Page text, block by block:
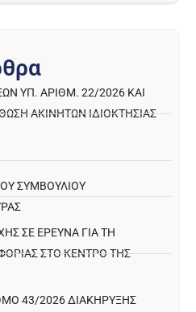
θρα
ΥΠ. ΑΡΙΘΜ. 22/2026 ΚΑΙ
ΑΚΙΝΉΤΩΝ ΙΔΙΟΚΤΗΣΊΑΣ
ΣΥΜΒΟΥΛΙΟΥ
ΣΕ ΈΡΕΥΝΑ ΓΙΑ ΤΗ
ΣΤΟ ΚΈΝΤΡΟ ΤΗΣ
43/2026 ΔΙΑΚΗΡΥΞΗΣ